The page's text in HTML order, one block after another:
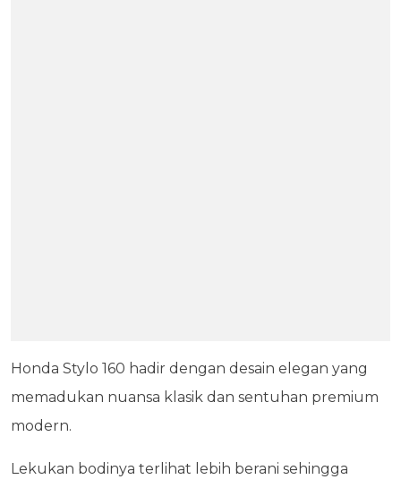
Honda Stylo 160 hadir dengan desain elegan yang
memadukan nuansa klasik dan sentuhan premium
modern.
Lekukan bodinya terlihat lebih berani sehingga